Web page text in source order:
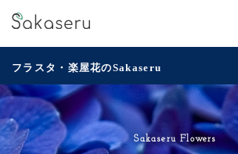
フラスタ・楽屋花のSakaseru
Sakaseru Flowers